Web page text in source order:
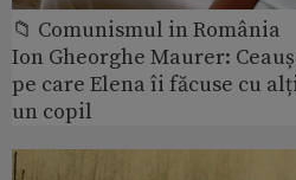
📁 Comunismul in România
Ion Gheorghe Maurer:
pe care Elena îi făcuse cu
un copil